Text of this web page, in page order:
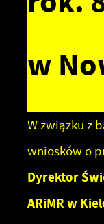
w
W związku z
wniosków o
Dyrektor
ARiMR w